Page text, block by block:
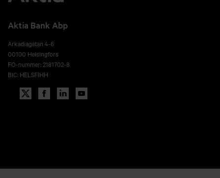
Aktia Bank Abp
Arkadiagatan 4-6
00100 Helsingfors
FO-nummer: 2181702-8
BIC: HELSFIHH